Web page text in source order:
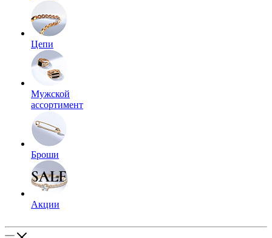
Цепи
Мужской
ассортимент
Броши
Акции